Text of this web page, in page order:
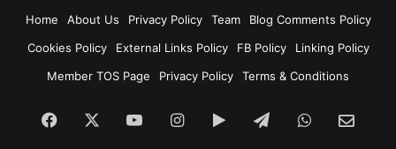
Home
About Us Privacy Policy Team
Blog Comments Policy
Cookies Policy
External Links Policy FB Policy
Linking Policy
Member TOS Page
Privacy Policy Terms & Conditions
Facebook YouTubeInstagram
Google TelegramWhatsApp